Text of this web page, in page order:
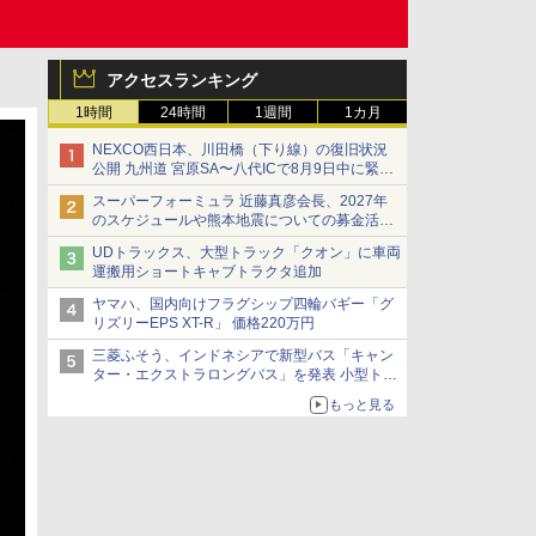
アクセスランキング
1時間 24時間 1週間 1カ月
NEXCO西日本、川田橋（下り線）の復旧状況
公開 九州道 宮原SA〜八代ICで8月9日中に緊急
車両を通行可能に
スーパーフォーミュラ 近藤真彦会長、2027年
のスケジュールや熊本地震についての募金活動
を紹介
UDトラックス、大型トラック「クオン」に車両
運搬用ショートキャブトラクタ追加
ヤマハ、国内向けフラグシップ四輪バギー「グ
リズリーEPS XT-R」 価格220万円
三菱ふそう、インドネシアで新型バス「キャン
ター・エクストラロングバス」を発表 小型トラ
ックベースの観光・旅客輸送向けバス
もっと見る